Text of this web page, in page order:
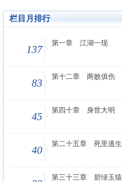
栏目月排行
137
第一章 江湖一现
83
第十二章 两败俱伤
45
第四十章 身世大明
40
第二十五章 死里逃生
第三十三章 碧绿玉猿